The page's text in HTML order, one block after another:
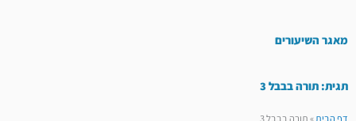
מאגר השיעורים
תגית: תורה בבבל 3
דף הבית»תורה בבבל 3